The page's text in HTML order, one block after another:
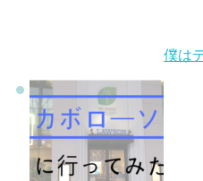
僕は